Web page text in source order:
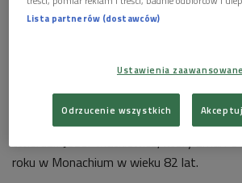
Józef Mackiewicz z żoną, Barbarą Toporską.
rozumiem jako: po pierwsze–prawo
dodać, że jest to jedyna rzecz naprawdę
twierdził Józef Mackiewicz, który zmarł
roku w Monachium w wieku 82 lat.
Lista partnerów (dostawców)
Ustawienia zaawansowane
Odrzucenie wszystkich